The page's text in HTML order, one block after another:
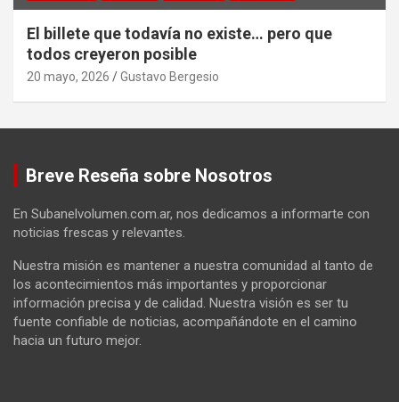
El billete que todavía no existe… pero que
todos creyeron posible
20 mayo, 2026 Gustavo Bergesio
Breve Reseña sobre Nosotros
En Subanelvolumen.com.ar, nos dedicamos a informarte con
noticias frescas y relevantes.
Nuestra misión es mantener a nuestra comunidad al tanto de
los acontecimientos más importantes y proporcionar
información precisa y de calidad. Nuestra visión es ser tu
fuente confiable de noticias, acompañándote en el camino
hacia un futuro mejor.